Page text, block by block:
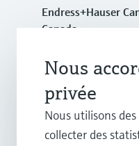
Endress+Hauser
Canada
+1-905-681-
+1-800-668-3199
Nous
privée
Nous utilisons
collecter des